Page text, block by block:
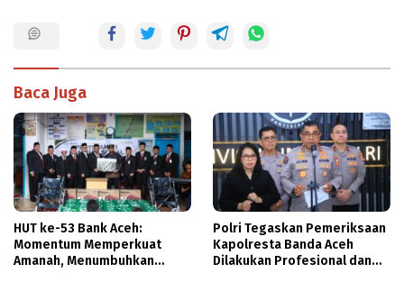
Baca Juga
HUT ke-53 Bank Aceh:
Momentum Memperkuat
Amanah, Menumbuhkan
Polri Tegaskan Pemeriksaan
Kapolresta Banda Aceh
Dilakukan Profesional dan